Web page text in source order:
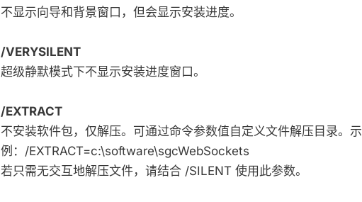
不显示向导和背景窗口，但会显示安装进度。
/VERYSILENT
超级静默模式下不显示安装进度窗口。
/EXTRACT
不安装软件包，仅解压。可通过命令参数值自定义文件解压目录。示
例：/EXTRACT=c:\software\sgcWebSockets
若只需无交互地解压文件，请结合 /SILENT 使用此参数。